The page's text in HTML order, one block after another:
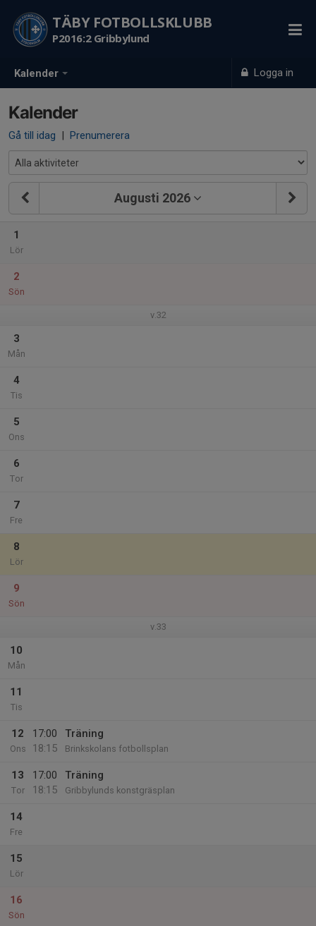
Kalender Logga in
TÄBY FOTBOLLSKLUBB
P2016:2 Gribbylund
Kalender
Gå till idag | Prenumerera
Augusti 2026
1
Lör
2
Sön
v.32
3
Mån
4
Tis
5
Ons
6
Tor
7
Fre
8
Lör
9
Sön
v.33
10
Mån
11
Tis
12
Ons
17:00
18:15
Träning
Brinkskolans fotbollsplan
13
Tor
17:00
18:15
Träning
Gribbylunds konstgräsplan
14
Fre
15
Lör
16
Sön